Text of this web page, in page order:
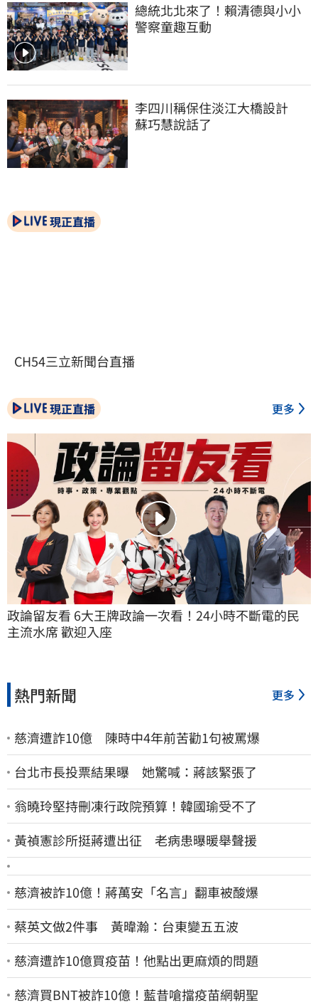
總統北北來了！賴清德與小小
警察童趣互動
李四川稱保住淡江大橋設計
蘇巧慧說話了
現正直播
CH54三立新聞台直播
現正直播 更多
政論留友看 6大王牌政論一次看！24小時不斷電的民
主流水席 歡迎入座
熱門新聞 更多
慈濟遭詐10億 陳時中4年前苦勸1句被罵爆
台北市長投票結果曝 她驚喊：蔣該緊張了
翁曉玲堅持刪凍行政院預算！韓國瑜受不了
黃禎憲診所挺蔣遭出征 老病患曝暖舉聲援
慈濟被詐10億！蔣萬安「名言」翻車被酸爆
蔡英文做2件事 黃暐瀚：台東變五五波
慈濟遭詐10億買疫苗！他點出更麻煩的問題
慈濟買BNT被詐10億！藍昔嗆擋疫苗網朝聖